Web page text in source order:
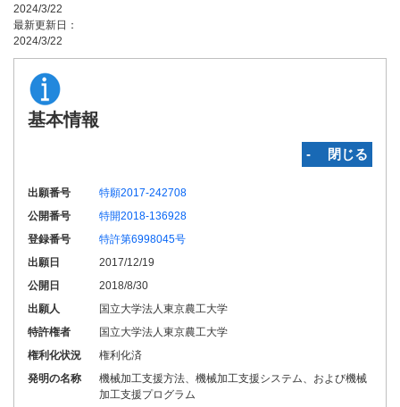
2024/3/22
最新更新日：
2024/3/22
基本情報
‐ 閉じる
出願番号
特願2017-242708
公開番号
特開2018-136928
登録番号
特許第6998045号
出願日
2017/12/19
公開日
2018/8/30
出願人
国立大学法人東京農工大学
特許権者
国立大学法人東京農工大学
権利化状況
権利化済
発明の名称
機械加工支援方法、機械加工支援システム、および機械
加工支援プログラム